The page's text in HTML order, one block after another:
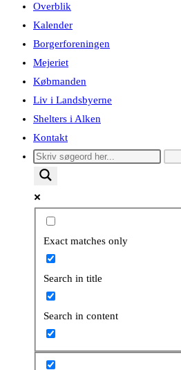
Overblik
Kalender
Borgerforeningen
Mejeriet
Købmanden
Liv i Landsbyerne
Shelters i Alken
Kontakt
Exact matches only
Search in title
Search in content